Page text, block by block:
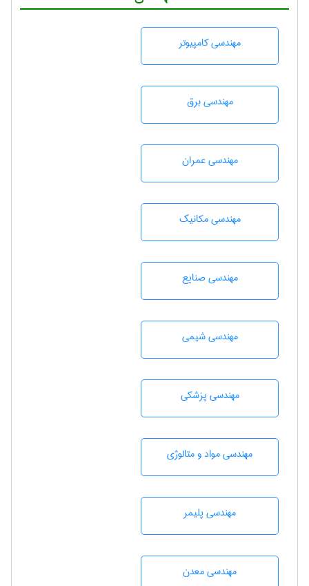
مهندسی كامپيوتر
مهندسی برق
مهندسی عمران
مهندسی مکانیک
مهندسی صنايع
مهندسي شيمی
مهندسی پزشکی
مهندسی مواد و متالوژی
مهندسی پليمر
مهندسی معدن